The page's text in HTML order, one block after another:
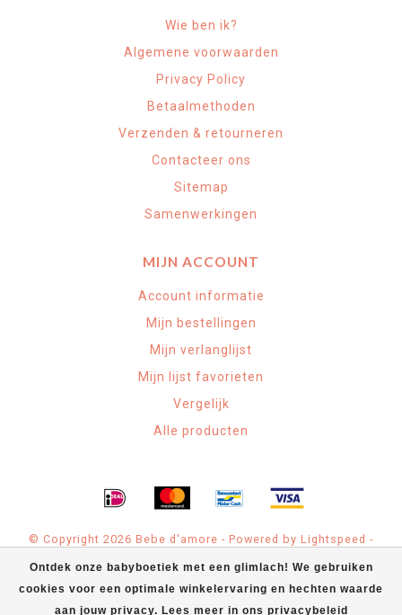
Ontdek onze babyboetiek met een glimlach! We gebruiken
cookies voor een optimale winkelervaring en hechten waarde
aan jouw privacy. Lees meer in ons privacybeleid
Wie ben ik?
Algemene voorwaarden
Privacy Policy
Betaalmethoden
Verzenden & retourneren
Contacteer ons
Sitemap
Samenwerkingen
MIJN ACCOUNT
Account informatie
Mijn bestellingen
Mijn verlanglijst
Mijn lijst favorieten
Vergelijk
Alle producten
© Copyright 2026 Bebe d'amore - Powered by Lightspeed -
Bebe d'amore Babyspeciaalzaak scores a 4.9 /5out of71
klantbeoordelingen at